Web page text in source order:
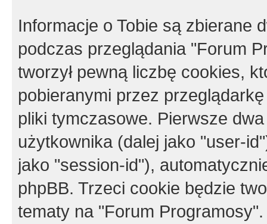
Informacje o Tobie są zbierane
podczas przeglądania "Forum
tworzył pewną liczbę cookies,
pobieranymi przez
pliki tymczasowe. Pierwsze
użytkownika (dalej jako "user-
jako "session-id"),
phpBB. Trzeci cookie będzie
tematy na "Forum